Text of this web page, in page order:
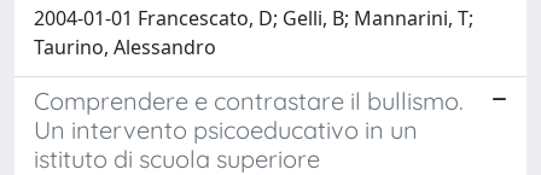
2004-01-01 Francescato, D; Gelli, B; Mannarini, T;
Taurino, Alessandro
Comprendere e contrastare il bullismo.
Un intervento psicoeducativo in un
istituto di scuola superiore